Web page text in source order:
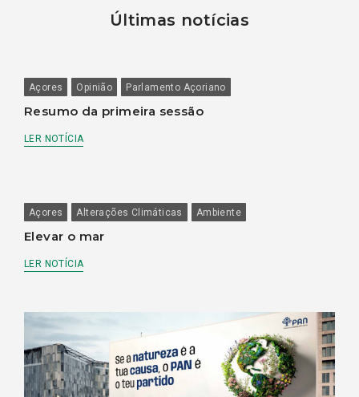
Últimas notícias
Açores Opinião Parlamento Açoriano
Resumo da primeira sessão
LER NOTÍCIA
Açores Alterações Climáticas Ambiente
Elevar o mar
LER NOTÍCIA